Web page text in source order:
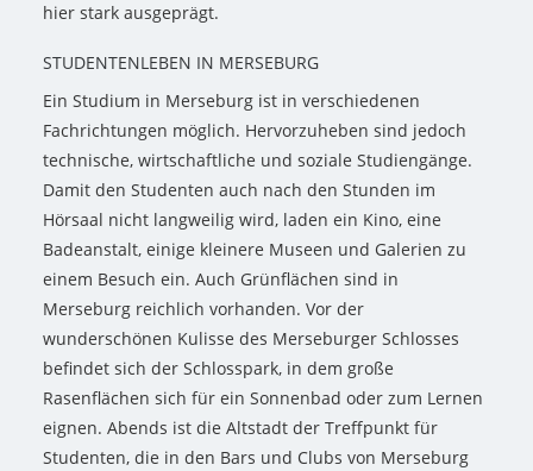
hier stark ausgeprägt.
STUDENTENLEBEN IN MERSEBURG
Ein Studium in Merseburg ist in verschiedenen
Fachrichtungen möglich. Hervorzuheben sind jedoch
technische, wirtschaftliche und soziale Studiengänge.
Damit den Studenten auch nach den Stunden im
Hörsaal nicht langweilig wird, laden ein Kino, eine
Badeanstalt, einige kleinere Museen und Galerien zu
einem Besuch ein. Auch Grünflächen sind in
Merseburg reichlich vorhanden. Vor der
wunderschönen Kulisse des Merseburger Schlosses
befindet sich der Schlosspark, in dem große
Rasenflächen sich für ein Sonnenbad oder zum Lernen
eignen. Abends ist die Altstadt der Treffpunkt für
Studenten, die in den Bars und Clubs von Merseburg